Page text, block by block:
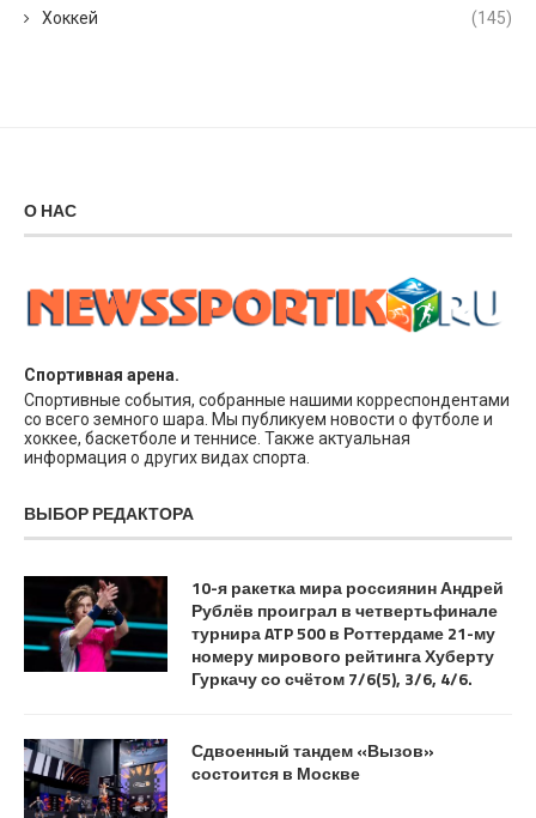
Хоккей (145)
О НАС
Спортивная арена.
Спортивные события, собранные нашими корреспондентами
со всего земного шара. Мы публикуем новости о футболе и
хоккее, баскетболе и теннисе. Также актуальная
информация о других видах спорта.
ВЫБОР РЕДАКТОРА
10-я ракетка мира россиянин Андрей
Рублёв проиграл в четвертьфинале
турнира ATP 500 в Роттердаме 21-му
номеру мирового рейтинга Хуберту
Гуркачу со счётом 7/6(5), 3/6, 4/6.
Сдвоенный тандем «Вызов»
состоится в Москве